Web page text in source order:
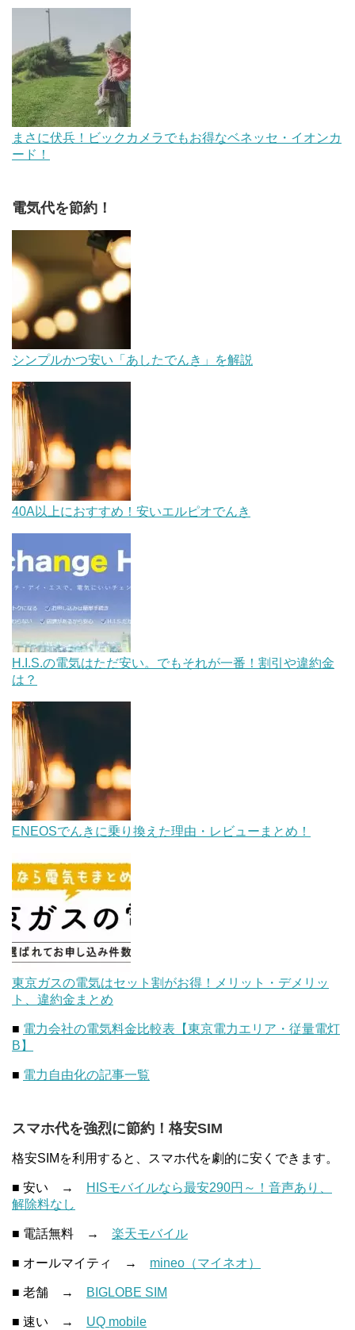
まさに伏兵！ビックカメラでもお得なベネッセ・イオンカ
ード！
電気代を節約！
シンプルかつ安い「あしたでんき」を解説
40A以上におすすめ！安いエルピオでんき
H.I.S.の電気はただ安い。でもそれが一番！割引や違約金
は？
ENEOSでんきに乗り換えた理由・レビューまとめ！
東京ガスの電気はセット割がお得！メリット・デメリッ
ト、違約金まとめ
■ 電力会社の電気料金比較表【東京電力エリア・従量電灯
B】
■ 電力自由化の記事一覧
スマホ代を強烈に節約！格安SIM
格安SIMを利用すると、スマホ代を劇的に安くできます。
■ 安い →
HISモバイルなら最安290円～！音声あり、
解除料なし
■ 電話無料 → 楽天モバイル
■ オールマイティ → mineo（マイネオ）
■ 老舗 → BIGLOBE SIM
■ 速い → UQ mobile